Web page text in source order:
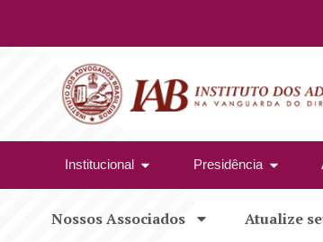
Institucional Presidência
Nossos Associados Atualize